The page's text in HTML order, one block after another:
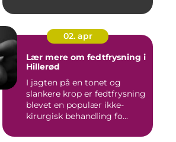
02. apr
Lær mere om fedtfrysning i
Hillerød
I jagten på en tonet og
slankere krop er fedtfrysning
blevet en populær ikke-
kirurgisk behandling fo...